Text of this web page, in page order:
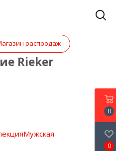
распродаж
Rieker
Мужская
0
0